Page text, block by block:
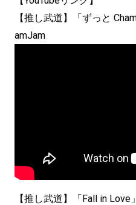
【推し武道】「ずっと
amJam
【推し武道】「Fall in